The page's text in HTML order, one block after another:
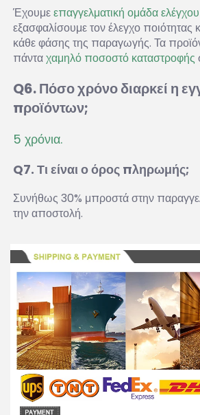
Έχουμε επαγγελματική ομάδα
εξασφαλίσουμε τον έλεγχο ποιότητας
κάθε φάσης της παραγωγής. Τα
πάντα χαμηλό ποσοστό καταστροφής
Q6. Πόσο χρόνο διαρκεί η
προϊόντων;
5 χρόνια.
Q7. Τι είναι ο όρος πληρωμής;
Συνήθως 30% μπροστά στην
την αποστολή.